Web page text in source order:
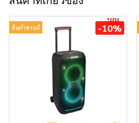
สินค้าขายดี -10%